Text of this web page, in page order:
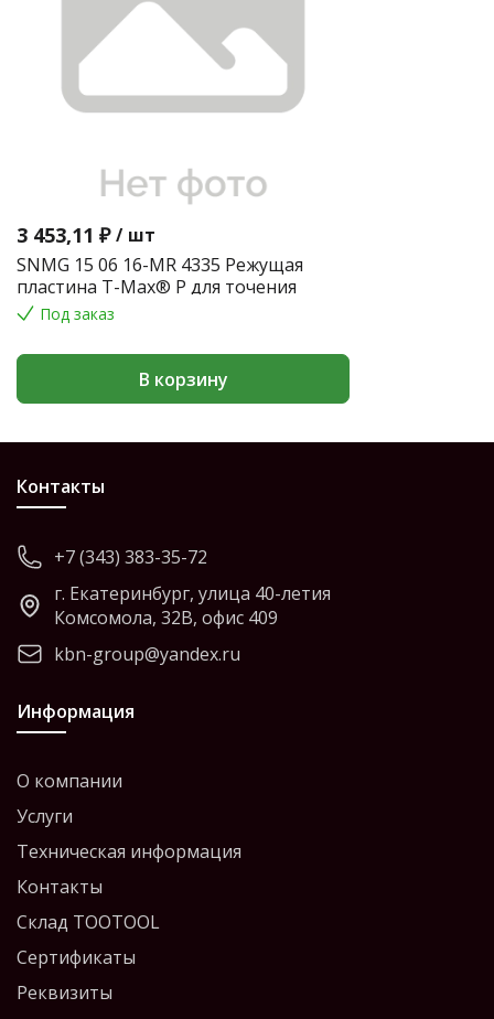
3 453,11 ₽ / шт
SNMG 15 06 16-MR 4335 Режущая
пластина T-Max® P для точения
Под заказ
В корзину
Контакты
+7 (343) 383-35-72
г. Екатеринбург, улица 40-летия
Комсомола, 32В, офис 409
kbn-group@yandex.ru
Информация
О компании
Услуги
Техническая информация
Контакты
Склад TOOTOOL
Сертификаты
Реквизиты